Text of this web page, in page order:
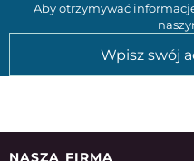
Aby otrzymywać
NASZA FIRMA